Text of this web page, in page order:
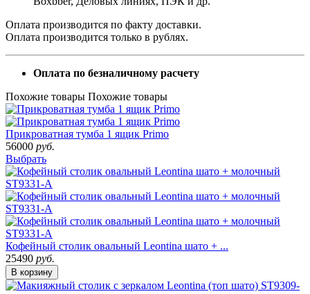
Оплата производится по факту доставки.
Оплата производится только в рублях.
Оплата по безналичному расчету
Похожие товары Похожие товары
Прикроватная тумба 1 ящик Primo
56000 руб.
Выбрать
Кофейный столик овальный Leontina шато + ...
25490 руб.
В корзину